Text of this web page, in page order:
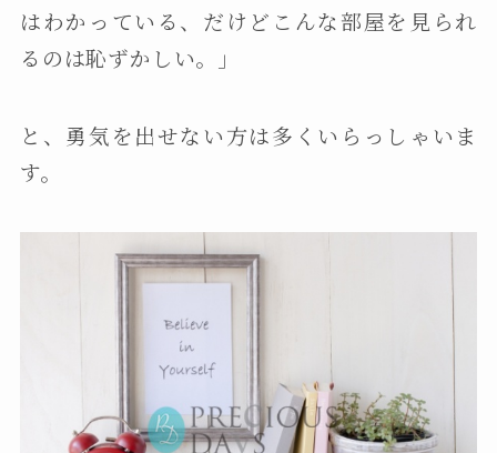
はわかっている、だけどこんな部屋を見られ
るのは恥ずかしい。」
と、勇気を出せない方は多くいらっしゃいま
す。